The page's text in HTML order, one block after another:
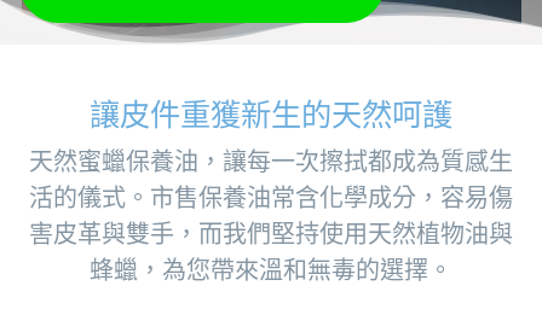
讓皮件重獲新生的天然呵護
天然蜜蠟保養油，讓每一次擦拭都成為質感生
活的儀式。市售保養油常含化學成分，容易傷
害皮革與雙手，而我們堅持使用天然植物油與
蜂蠟，為您帶來溫和無毒的選擇。